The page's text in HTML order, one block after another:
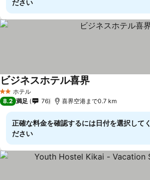
ださい
2 ホテルのランク
ホテル
ビジネスホテル喜界
8.2 満足 76 喜界空港まで0.7 km
正確な料金を確認するには日付を選択してく
ださい